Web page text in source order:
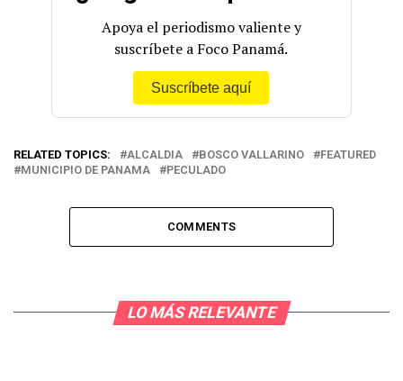
Apoya el periodismo valiente y
suscríbete a Foco Panamá.
Suscríbete aquí
RELATED TOPICS: ALCALDIA BOSCO VALLARINO
FEATURED
MUNICIPIO DE PANAMA
PECULADO
COMMENTS
LO MÁS RELEVANTE